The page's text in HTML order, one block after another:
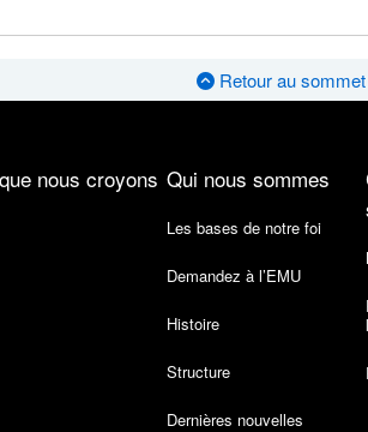
Retour au sommet
nous croyons Qui nous sommes
Les bases de notre foi
Demandez à l’EMU
Histoire
Structure
Dernières nouvelles